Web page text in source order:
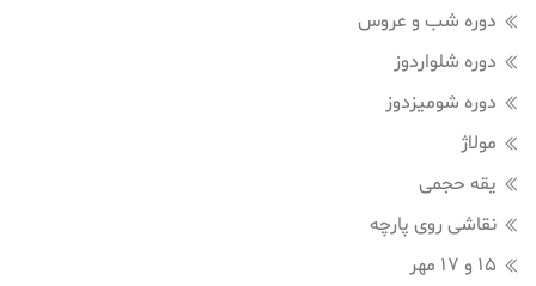
دوره شب و عروس
دوره شلواردوز
دوره شومیزدوز
مولاژ
یقه حجمی
نقاشی روی پارچه
15 و 17 مهر